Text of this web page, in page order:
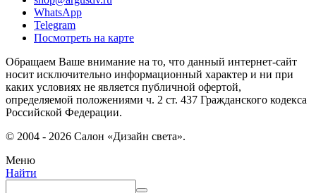
WhatsApp
Telegram
Посмотреть на карте
Обращаем Ваше внимание на то, что данный интернет-сайт
носит исключительно информационный характер и ни при
каких условиях не является публичной офертой,
определяемой положениями ч. 2 ст. 437 Гражданского кодекса
Российской Федерации.
© 2004 - 2026 Салон «Дизайн света».
Меню
Найти